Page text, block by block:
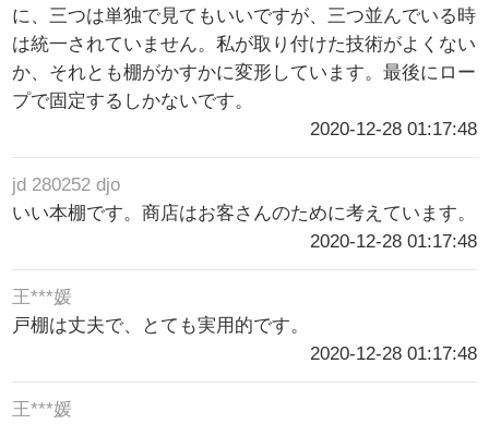
に、三つは単独で見てもいいですが、三つ並んでいる時
は統一されていません。私が取り付けた技術がよくない
か、それとも棚がかすかに変形しています。最後にロー
プで固定するしかないです。
2020-12-28 01:17:48
jd 280252 djo
いい本棚です。商店はお客さんのために考えています。
2020-12-28 01:17:48
王***媛
戸棚は丈夫で、とても実用的です。
2020-12-28 01:17:48
王***媛